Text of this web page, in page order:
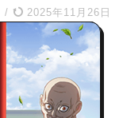
/ 2025年11月26日